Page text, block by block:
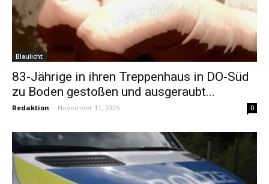
Blaulicht
83-Jährige in ihren Treppenhaus in DO-Süd
zu Boden gestoßen und ausgeraubt...
Redaktion - November 11, 2025 0